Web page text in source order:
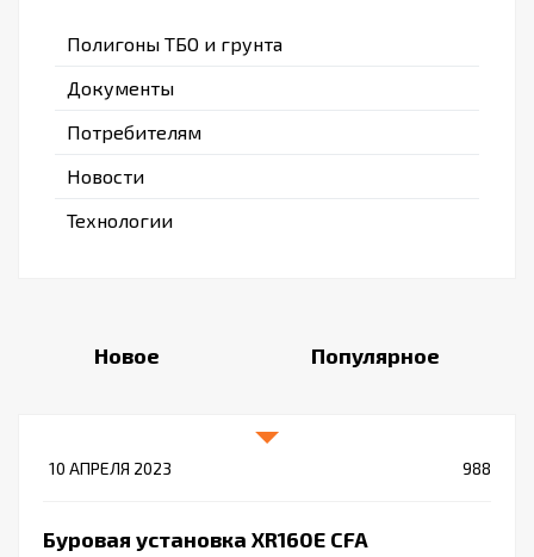
Полигоны ТБО и грунта
Документы
Потребителям
Новости
Технологии
Новое Популярное
10 АПРЕЛЯ 2023 988
Буровая установка XR160E CFA